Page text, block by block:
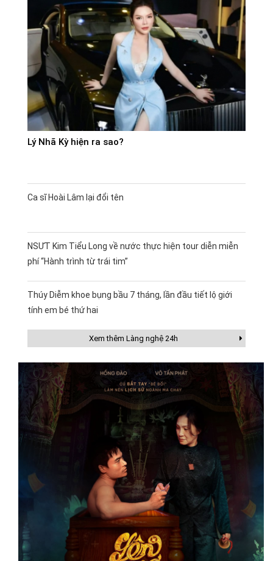
Lý Nhã Kỳ hiện ra sao?
Ca sĩ Hoài Lâm lại đổi tên
NSƯT Kim Tiểu Long về nước thực hiện tour diễn miễn
phí “Hành trình từ trái tim”
Thúy Diễm khoe bụng bầu 7 tháng, lần đầu tiết lộ giới
tính em bé thứ hai
Xem thêm Làng nghệ 24h